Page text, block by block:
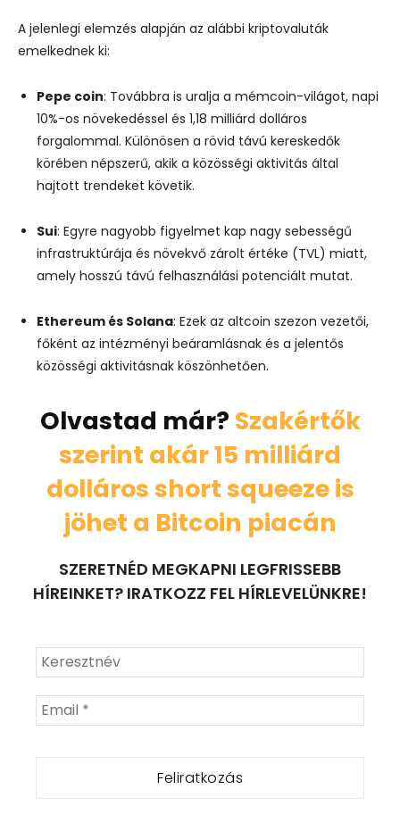
A jelenlegi elemzés alapján az alábbi kriptovaluták
emelkednek ki:
Pepe coin: Továbbra is uralja a mémcoin-világot, napi
10%-os növekedéssel és 1,18 milliárd dolláros
forgalommal. Különösen a rövid távú kereskedők
körében népszerű, akik a közösségi aktivitás által
hajtott trendeket követik.
Sui: Egyre nagyobb figyelmet kap nagy sebességű
infrastruktúrája és növekvő zárolt értéke (TVL) miatt,
amely hosszú távú felhasználási potenciált mutat.
Ethereum és Solana: Ezek az altcoin szezon vezetői,
főként az intézményi beáramlásnak és a jelentős
közösségi aktivitásnak köszönhetően.
Olvastad már? Szakértők
szerint akár 15 milliárd
dolláros short squeeze is
jöhet a Bitcoin piacán
SZERETNÉD MEGKAPNI LEGFRISSEBB
HÍREINKET? IRATKOZZ FEL HÍRLEVELÜNKRE!